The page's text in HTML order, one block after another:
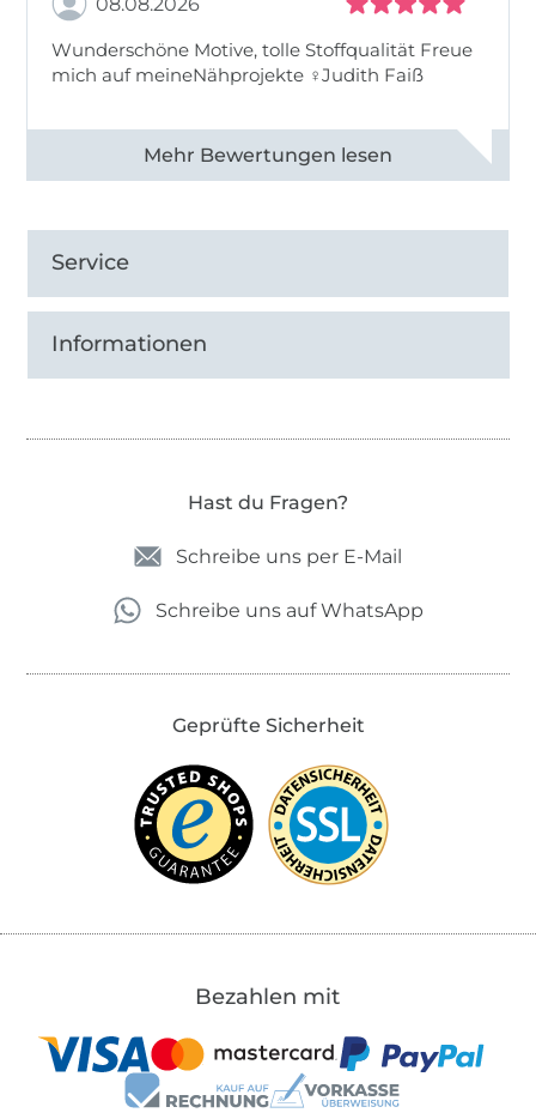
Wunderschöne Motive, tolle Stoffqualität Freue
mich auf meineNähprojekte ♀Judith Faiß
Alle 82990 Bewertungen ansehen
Service
Informationen
Hast du Fragen?
Schreibe uns per E-Mail
Schreibe uns auf WhatsApp
Geprüfte Sicherheit
Bezahlen mit